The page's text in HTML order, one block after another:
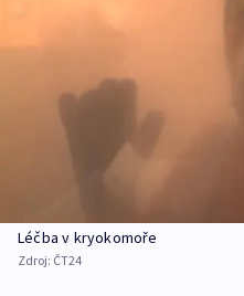
Léčba v kryokomoře
Zdroj: ČT24